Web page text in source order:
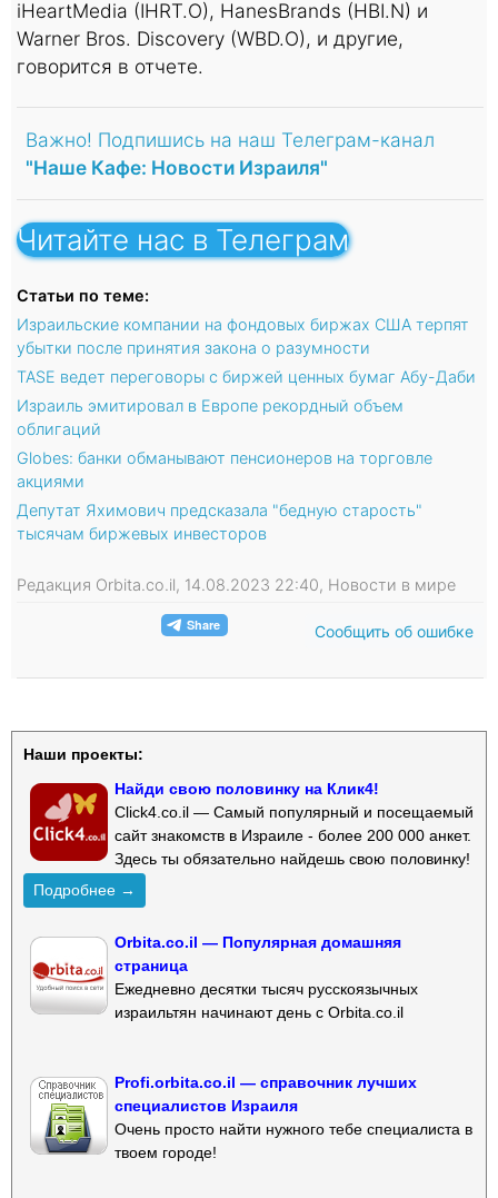
iHeartMedia (IHRT.O), HanesBrands (HBI.N) и
Warner Bros. Discovery (WBD.O), и другие,
говорится в отчете.
Важно! Подпишись на наш Телеграм-канал
"Наше Кафе: Новости Израиля"
Читайте нас в Телеграм
Статьи по теме:
Израильские компании на фондовых биржах США терпят
убытки после принятия закона о разумности
TASE ведет переговоры с биржей ценных бумаг Абу-Даби
Израиль эмитировал в Европе рекордный объем
облигаций
Globes: банки обманывают пенсионеров на торговле
акциями
Депутат Яхимович предсказала "бедную старость"
тысячам биржевых инвесторов
Редакция Orbita.co.il, 14.08.2023 22:40, Новости в мире
Сообщить об ошибке
Наши проекты:
Найди свою половинку на Клик4!
Click4.co.il — Самый популярный и посещаемый
сайт знакомств в Израиле - более 200 000 анкет.
Здесь ты обязательно найдешь свою половинку!
Подробнее →
Orbita.co.il — Популярная домашняя
страница
Ежедневно десятки тысяч русскоязычных
израильтян начинают день с Orbita.co.il
Profi.orbita.co.il — справочник лучших
специалистов Израиля
Очень просто найти нужного тебе специалиста в
твоем городе!